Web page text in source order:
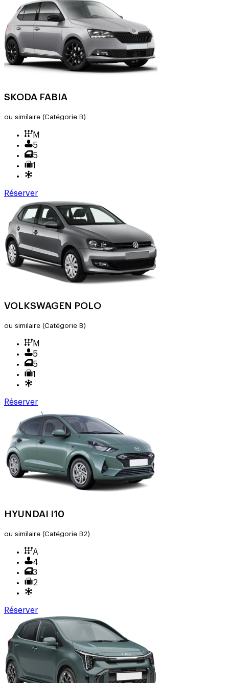
SKODA FABIA
ou similaire (Catégorie B)
M
5
5
1
Réserver
VOLKSWAGEN POLO
ou similaire (Catégorie B)
M
5
5
1
Réserver
HYUNDAI I10
ou similaire (Catégorie B2)
A
4
3
2
Réserver